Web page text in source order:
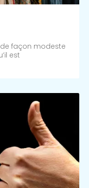
façon modeste
est